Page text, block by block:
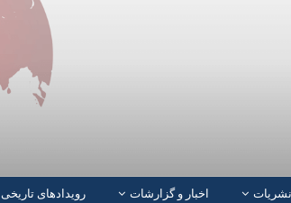
نشریات اخبار و گزارشات رویدادهای تاریخی